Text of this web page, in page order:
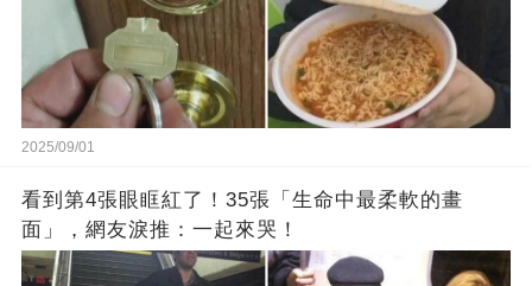
2025/09/01
看到第4張眼眶紅了！35張「生命中最柔軟的畫
面」，網友淚推：一起來哭！